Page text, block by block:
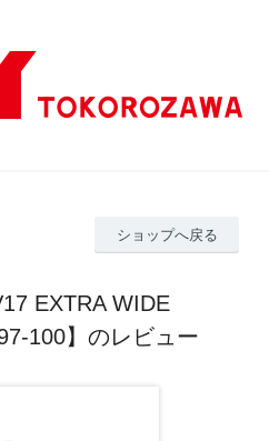
ショップへ戻る
EXTRA WIDE
100】のレビュー